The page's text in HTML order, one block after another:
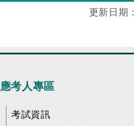
更新日期：
應考人專區
考試資訊